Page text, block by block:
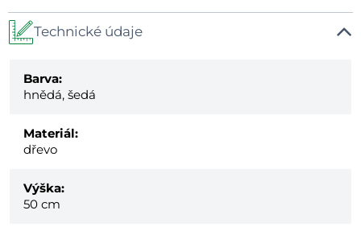
Technické údaje
Barva:
hnědá, šedá
Materiál:
dřevo
Výška:
50 cm